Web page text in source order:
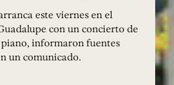
este viernes en el
con un concierto de
informaron fuentes
un comunicado.